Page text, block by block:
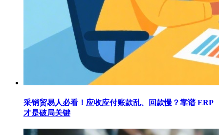
采销贸易人必看！应收应付账款乱、回款慢？靠谱 ERP
才是破局关键